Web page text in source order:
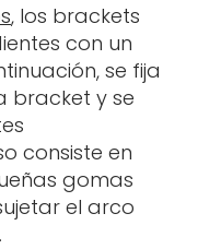
, los brackets
con un
se fija
bracket y se
consiste en
gomas
el arco